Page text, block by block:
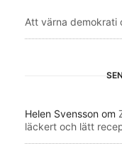
Att värna demokrati
Helen Svensson om
läckert och lätt